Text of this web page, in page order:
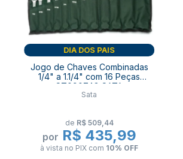
DIA DOS PAIS
Jogo de Chaves Combinadas
1/4" a 1.1/4" com 16 Peças
ST09074G SATA
Sata
de R$ 509,44
por R$ 435,99
à vista no PIX com 10% OFF